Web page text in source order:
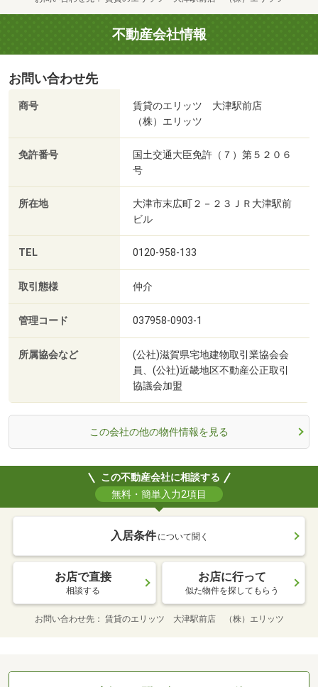
不動産会社情報
お問い合わせ先
商号
賃貸のエリッツ 大津駅前店
（株）エリッツ
免許番号
国土交通大臣免許（７）第５２０６
号
所在地
大津市末広町２－２３ＪＲ大津駅前
ビル
TEL 0120-958-133
取引態様 仲介
管理コード 037958-0903-1
所属協会など
(公社)滋賀県宅地建物取引業協会会
員、(公社)近畿地区不動産公正取引
協議会加盟
この会社の他の物件情報を見る
この不動産会社に相談する
無料・簡単入力2項目
入居条件 について聞く
お店で直接
相談する
お店に行って
似た物件を探してもらう
お問い合わせ先 賃貸のエリッツ 大津駅前店 （株）エリッツ